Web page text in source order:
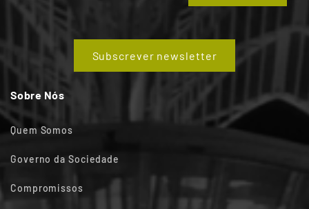
Subscrever newsletter
Sobre Nós
Quem Somos
Governo da Sociedade
Compromissos